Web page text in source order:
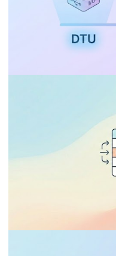
Azure SQL
General
Critical,
escolher?